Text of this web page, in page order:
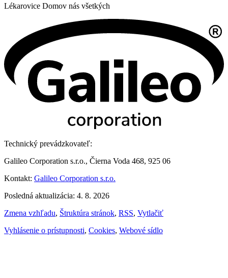
Lékarovice Domov nás všetkých
Technický prevádzkovateľ:
Galileo Corporation s.r.o., Čierna Voda 468, 925 06
Kontakt: Galileo Corporation s.r.o.
Posledná aktualizácia: 4. 8. 2026
Zmena vzhľadu, Štruktúra stránok, RSS, Vytlačiť
Vyhlásenie o prístupnosti, Cookies, Webové sídlo